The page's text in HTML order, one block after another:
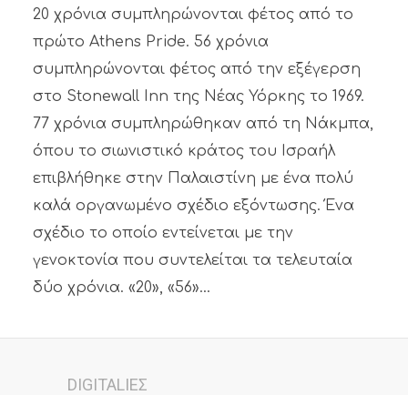
20 χρόνια συμπληρώνονται φέτος από το
πρώτο Athens Pride. 56 χρόνια
συμπληρώνονται φέτος από την εξέγερση
στο Stonewall Inn της Νέας Υόρκης το 1969.
77 χρόνια συμπληρώθηκαν από τη Νάκμπα,
όπου το σιωνιστικό κράτος του Ισραήλ
επιβλήθηκε στην Παλαιστίνη με ένα πολύ
καλά οργανωμένο σχέδιο εξόντωσης. Ένα
σχέδιο το οποίο εντείνεται με την
γενοκτονία που συντελείται τα τελευταία
δύο χρόνια. «20», «56»...
DIGITALΙΕΣ